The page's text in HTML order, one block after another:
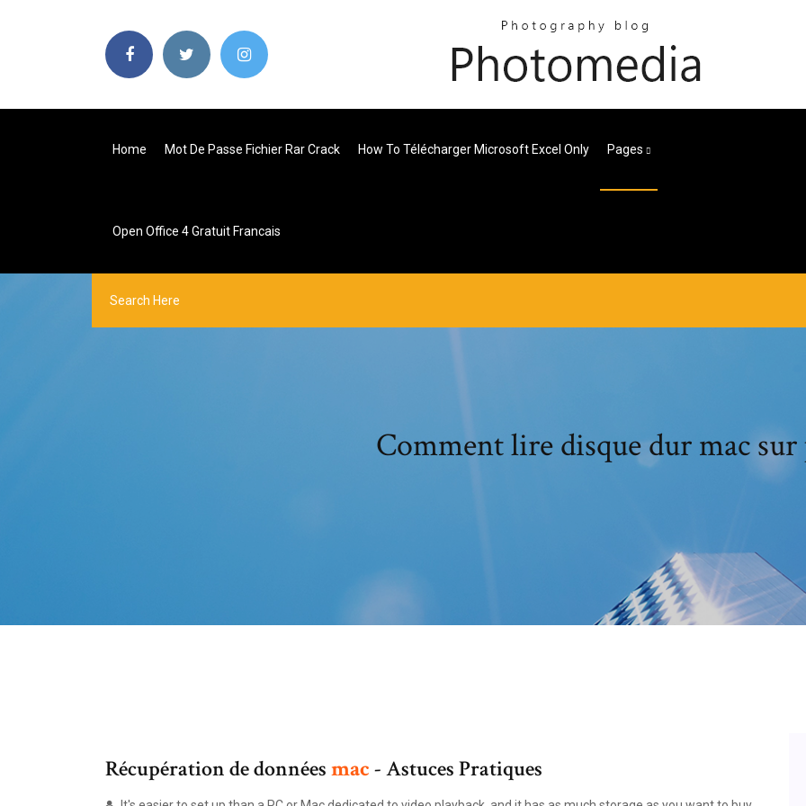
Home Mot De Passe Fichier Rar Crack How To Télécharger Microsoft Excel Only Pages
Open Office 4 Gratuit Francais
Comment lire disque dur mac sur
Récupération de donnéesmac- Astuces Pratiques